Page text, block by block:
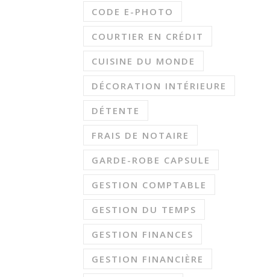
CODE E-PHOTO
COURTIER EN CRÉDIT
CUISINE DU MONDE
DÉCORATION INTÉRIEURE
DÉTENTE
FRAIS DE NOTAIRE
GARDE-ROBE CAPSULE
GESTION COMPTABLE
GESTION DU TEMPS
GESTION FINANCES
GESTION FINANCIÈRE